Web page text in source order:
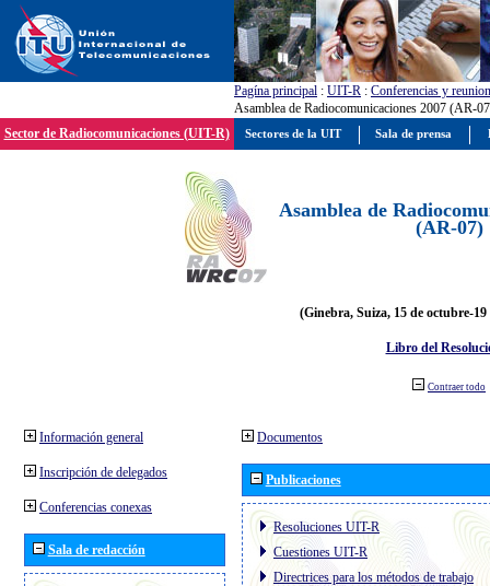
Pagína principal : UIT-R : Conferencias y
Asamblea de Radiocomunicaciones 2007 (AR-
Sector de Radiocomunicaciones (UIT-R)
Asamblea de
(AR-07)
(Ginebra, Suiza, 15 de octubre-19
Libro del
Contraer todo
Información general
Inscripción de delegados
Conferencias conexas
Sala de redacción
Documentos
Publicaciones
Resoluciones UIT-R
Cuestiones UIT-R
Directrices para los métodos de trabajo
Sectores de la UIT Sala de prensa